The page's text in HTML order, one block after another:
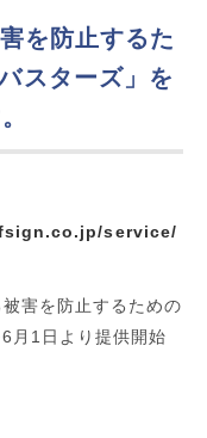
を防止するた
スターズ」を
service/
害を防止するための
月1日より提供開始